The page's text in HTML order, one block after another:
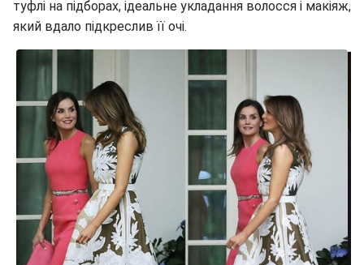
туфлі на підборах, ідеальне укладання волосся і макіяж,
який вдало підкреслив її очі.